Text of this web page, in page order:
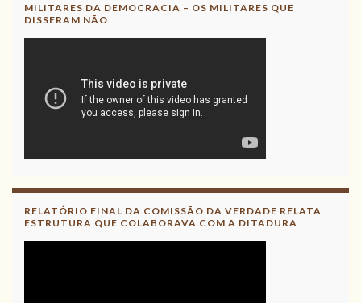
MILITARES DA DEMOCRACIA – OS MILITARES QUE
DISSERAM NÃO
RELATÓRIO FINAL DA COMISSÃO DA VERDADE RELATA
ESTRUTURA QUE COLABORAVA COM A DITADURA